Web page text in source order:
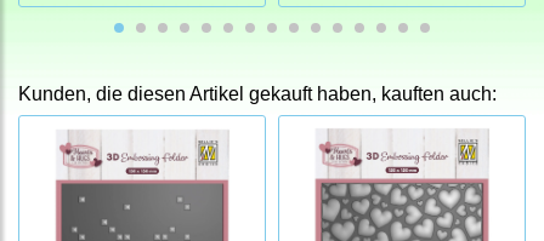
Kunden, die diesen Artikel gekauft haben, kauften auch: